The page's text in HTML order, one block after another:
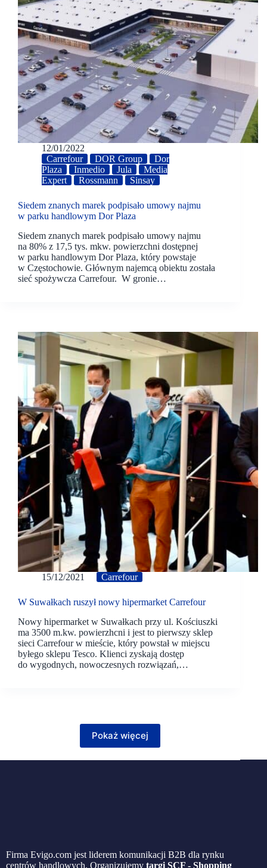
12/01/2022
Carrefour
DOR Group
Dor
Plaza
Inmedio Jula
Media
Expert
Rossmann Sinsay
Siedem znanych marek podpisało umowy najmu
w parku handlowym Dor Plaza
Siedem znanych marek podpisało umowy najmu
na 80% z 17,5 tys. mkw. powierzchni dostępnej
w parku handlowym Dor Plaza, który powstaje
w Częstochowie. Głównym najemcą obiektu została
sieć spożywcza Carrefour. W gronie…
15/12/2021 Carrefour
W Suwałkach ruszył nowy hipermarket Carrefour
Nowy hipermarket w Suwałkach przy ul. Kościuszki
ma 3500 m.kw. powierzhcni i jest to pierwszy sklep
sieci Carrefour w mieście, który powstał w miejscu
byłego sklepu Tesco. Klienci zyskają dostęp
do wygodnych, nowoczesnych rozwiązań,…
Pokaż więcej
Firma Evigo.com jest liderem komunikacji B2B dla rynku
centrów handlowych. Organizujemy targi SCF - Shopping